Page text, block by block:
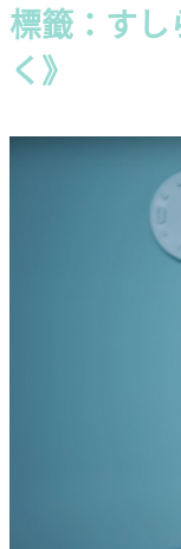
標籤：すし
く》